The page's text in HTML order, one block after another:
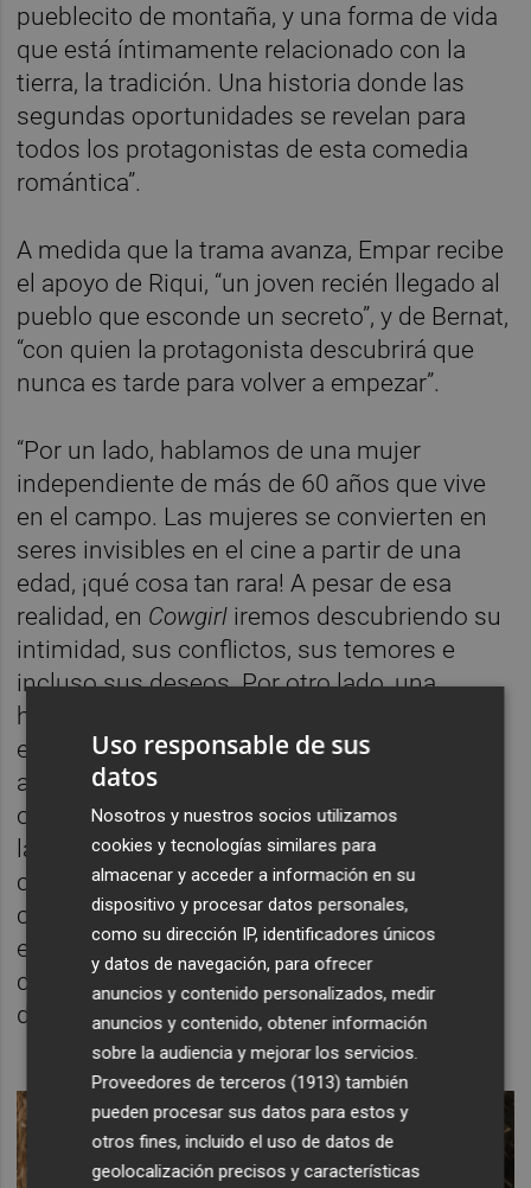
pueblecito de montaña, y una forma de vida
que está íntimamente relacionado con la
tierra, la tradición. Una historia donde las
segundas oportunidades se revelan para
todos los protagonistas de esta comedia
romántica”.
A medida que la trama avanza, Empar recibe
el apoyo de Riqui, “un joven recién llegado al
pueblo que esconde un secreto”, y de Bernat,
“con quien la protagonista descubrirá que
nunca es tarde para volver a empezar”.
“Por un lado, hablamos de una mujer
independiente de más de 60 años que vive
en el campo. Las mujeres se convierten en
seres invisibles en el cine a partir de una
edad, ¡qué cosa tan rara! A pesar de esa
realidad, en Cowgirl iremos descubriendo su
intimidad, sus conflictos, sus temores e
incluso sus deseos. Por otro lado, una
historia rural que propone un escenario
estético y narrativo extraordinarios, algo
ajeno en el alud de películas “urbanas” que
olvidan “otras maneras de vivir”. Finalmente,
la historia utiliza un elemento vertebrador y
contextual que es la vaca Tona, que se
convierte en representación de lo salvaje y
en una metáfora de un mundo que parece
condenado a la extinción”, explican los
directores.
Uso responsable de sus
datos
Nosotros y nuestros socios utilizamos
cookies y tecnologías similares para
almacenar y acceder a información en su
dispositivo y procesar datos personales,
como su dirección IP, identificadores únicos
y datos de navegación, para ofrecer
anuncios y contenido personalizados, medir
anuncios y contenido, obtener información
sobre la audiencia y mejorar los servicios.
Proveedores de terceros (1913) también
pueden procesar sus datos para estos y
otros fines, incluido el uso de datos de
geolocalización precisos y características